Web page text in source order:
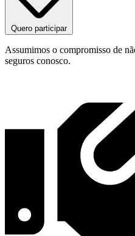
Quero participar
Assumimos o compromisso de
seguros conosco.